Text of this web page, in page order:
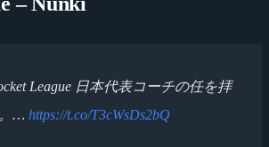
League 日本代表コーチの任を拝
… https://t.co/T3cWsDs2bQ